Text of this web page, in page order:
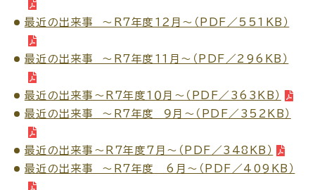
子育て
入園・入学 結婚・離婚
引っ越し
最近の出来事 ～R７年度１２月～（PDF／551KB）
最近の出来事 ～R７年度１１月～（PDF／296KB）
最近の出来事～R7年度１０月～（PDF／363KB）
最近の出来事 ～Ｒ7年度 ９月～（PDF／352KB）
最近の出来事～Ｒ７年度７月～（PDF／348KB）
最近の出来事 ～Ｒ７年度 6月～（PDF／409KB）